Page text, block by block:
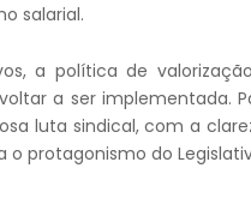
salarial.
a política de
a ser implementada.
luta sindical, com a
protagonismo do